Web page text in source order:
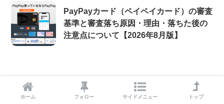
PayPayカード（ペイペイカード）の審査
基準と審査落ち原因・理由・落ちた後の
注意点について【2026年8月版】
ホーム フォロー サイドメニュー トップ